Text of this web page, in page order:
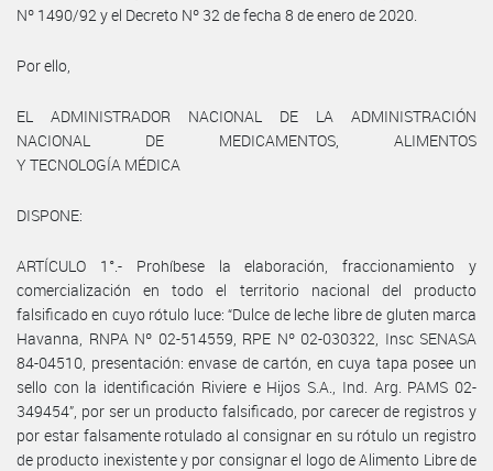
Nº 1490/92 y el Decreto Nº 32 de fecha 8 de enero de 2020.
Por ello,
EL ADMINISTRADOR NACIONAL DE LA ADMINISTRACIÓN
NACIONAL DE MEDICAMENTOS, ALIMENTOS
Y TECNOLOGÍA MÉDICA
DISPONE:
ARTÍCULO 1°.- Prohíbese la elaboración, fraccionamiento y
comercialización en todo el territorio nacional del producto
falsificado en cuyo rótulo luce: “Dulce de leche libre de gluten marca
Havanna, RNPA Nº 02-514559, RPE Nº 02-030322, Insc SENASA
84-04510, presentación: envase de cartón, en cuya tapa posee un
sello con la identificación Riviere e Hijos S.A., Ind. Arg. PAMS 02-
349454”, por ser un producto falsificado, por carecer de registros y
por estar falsamente rotulado al consignar en su rótulo un registro
de producto inexistente y por consignar el logo de Alimento Libre de